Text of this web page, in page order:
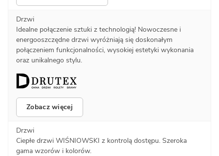
Drzwi
Idealne połączenie sztuki z technologią! Nowoczesne i
energooszczędne drzwi wyróżniają się doskonałym
połączeniem funkcjonalności, wysokiej estetyki wykonania
oraz unikalnego stylu.
Zobacz więcej
Drzwi
Ciepłe drzwi WIŚNIOWSKI z kontrolą dostępu. Szeroka
gama wzorów i kolorów.